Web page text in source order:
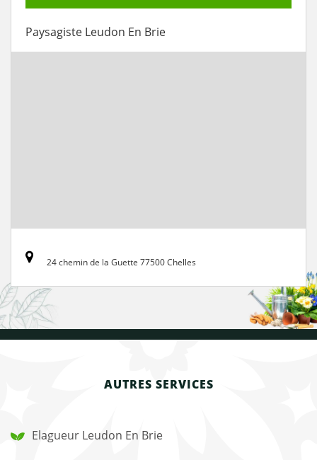
Paysagiste Leudon En Brie
24 chemin de la Guette 77500 Chelles
AUTRES SERVICES
Elagueur Leudon En Brie